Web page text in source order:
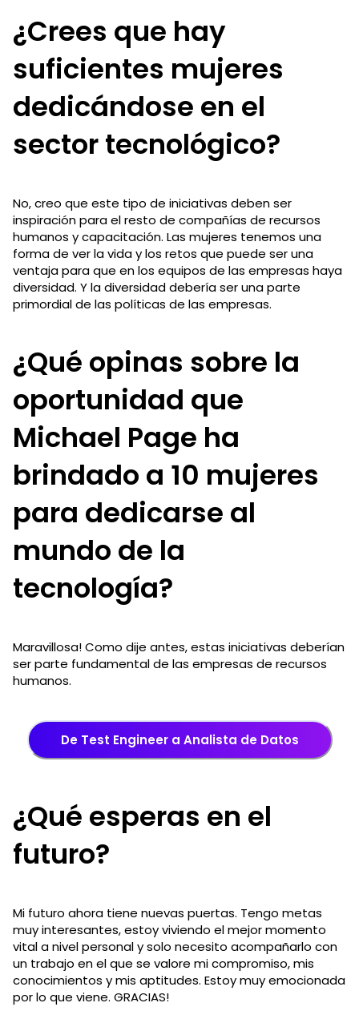
¿Crees que hay
suficientes mujeres
dedicándose en el
sector tecnológico?
No, creo que este tipo de iniciativas deben ser
inspiración para el resto de compañías de recursos
humanos y capacitación. Las mujeres tenemos una
forma de ver la vida y los retos que puede ser una
ventaja para que en los equipos de las empresas haya
diversidad. Y la diversidad debería ser una parte
primordial de las políticas de las empresas.
¿Qué opinas sobre la
oportunidad que
Michael Page ha
brindado a 10 mujeres
para dedicarse al
mundo de la
tecnología?
Maravillosa! Como dije antes, estas iniciativas deberían
ser parte fundamental de las empresas de recursos
humanos.
De Test Engineer a Analista de Datos
¿Qué esperas en el
futuro?
Mi futuro ahora tiene nuevas puertas. Tengo metas
muy interesantes, estoy viviendo el mejor momento
vital a nivel personal y solo necesito acompañarlo con
un trabajo en el que se valore mi compromiso, mis
conocimientos y mis aptitudes. Estoy muy emocionada
por lo que viene. GRACIAS!